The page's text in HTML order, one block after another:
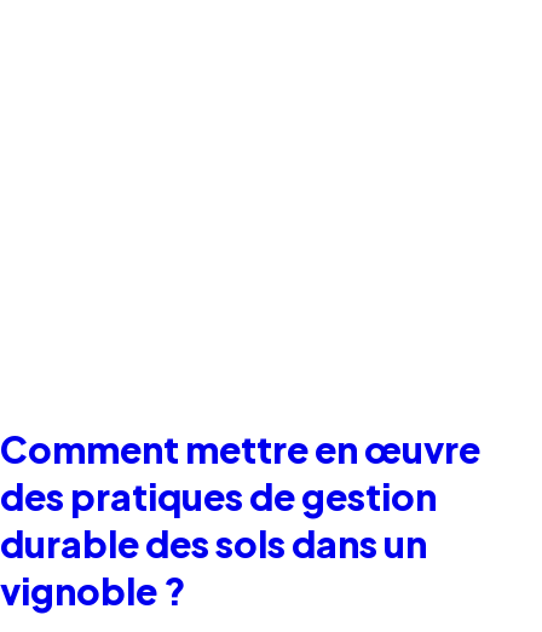
Comment mettre en œuvre
des pratiques de gestion
durable des sols dans un
vignoble ?